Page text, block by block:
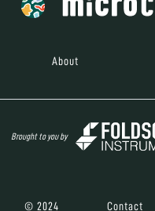
About
Brought to you by
© 2024 Contact